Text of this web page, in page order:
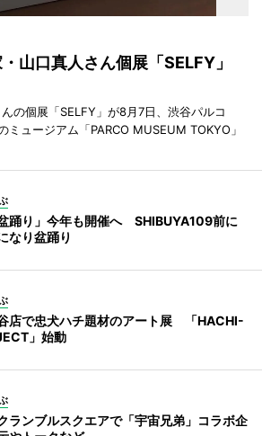
山口真人さん個展「SELFY」
の個展「SELFY」が8月7日、渋谷パルコ
ミュージアム「PARCO MUSEUM TOKYO」
盆踊り」今年も開催へ SHIBUYA109前に
なり盆踊り
店で忠犬ハチ題材のアート展 「HACHI-
」始動
ランブルスクエアで「宇宙兄弟」コラボ企